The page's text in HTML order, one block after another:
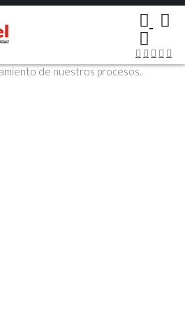
comentarios, sus opiniones son muy
de nuestros procesos.